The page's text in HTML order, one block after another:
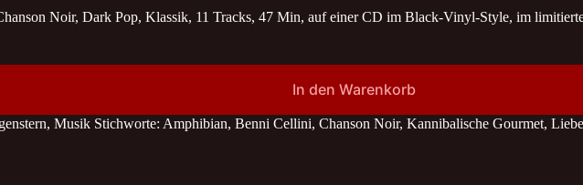
Noir, Dark Pop, Klassik, 11 Tracks, 47 Min, auf einer CD im Black-Vinyl-Style, im
In den Warenkorb
, Musik Stichworte: Amphibian, Benni Cellini, Chanson Noir, Kannibalische Gourmet,